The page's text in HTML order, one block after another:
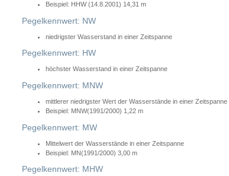
Beispiel: HHW (14.8.2001) 14,31 m
Pegelkennwert: NW
niedrigster Wasserstand in einer Zeitspanne
Pegelkennwert: HW
höchster Wasserstand in einer Zeitspanne
Pegelkennwert: MNW
mittlerer niedrigster Wert der Wasserstände in einer Zeitspanne
Beispiel: MNW(1991/2000) 1,22 m
Pegelkennwert: MW
Mittelwert der Wasserstände in einer Zeitspanne
Beispiel: MN(1991/2000) 3,00 m
Pegelkennwert: MHW